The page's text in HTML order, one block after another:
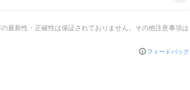
最新性・正確性は保証されておりません。その他注意事項は
フィードバック